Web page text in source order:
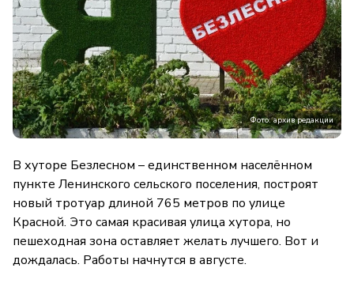
Фото: архив редакции
В хуторе Безлесном – единственном населённом
пункте Ленинского сельского поселения, построят
новый тротуар длиной 765 метров по улице
Красной. Это самая красивая улица хутора, но
пешеходная зона оставляет желать лучшего. Вот и
дождалась. Работы начнутся в августе.